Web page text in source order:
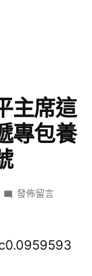
主席這
專包養
在
察
發佈留言